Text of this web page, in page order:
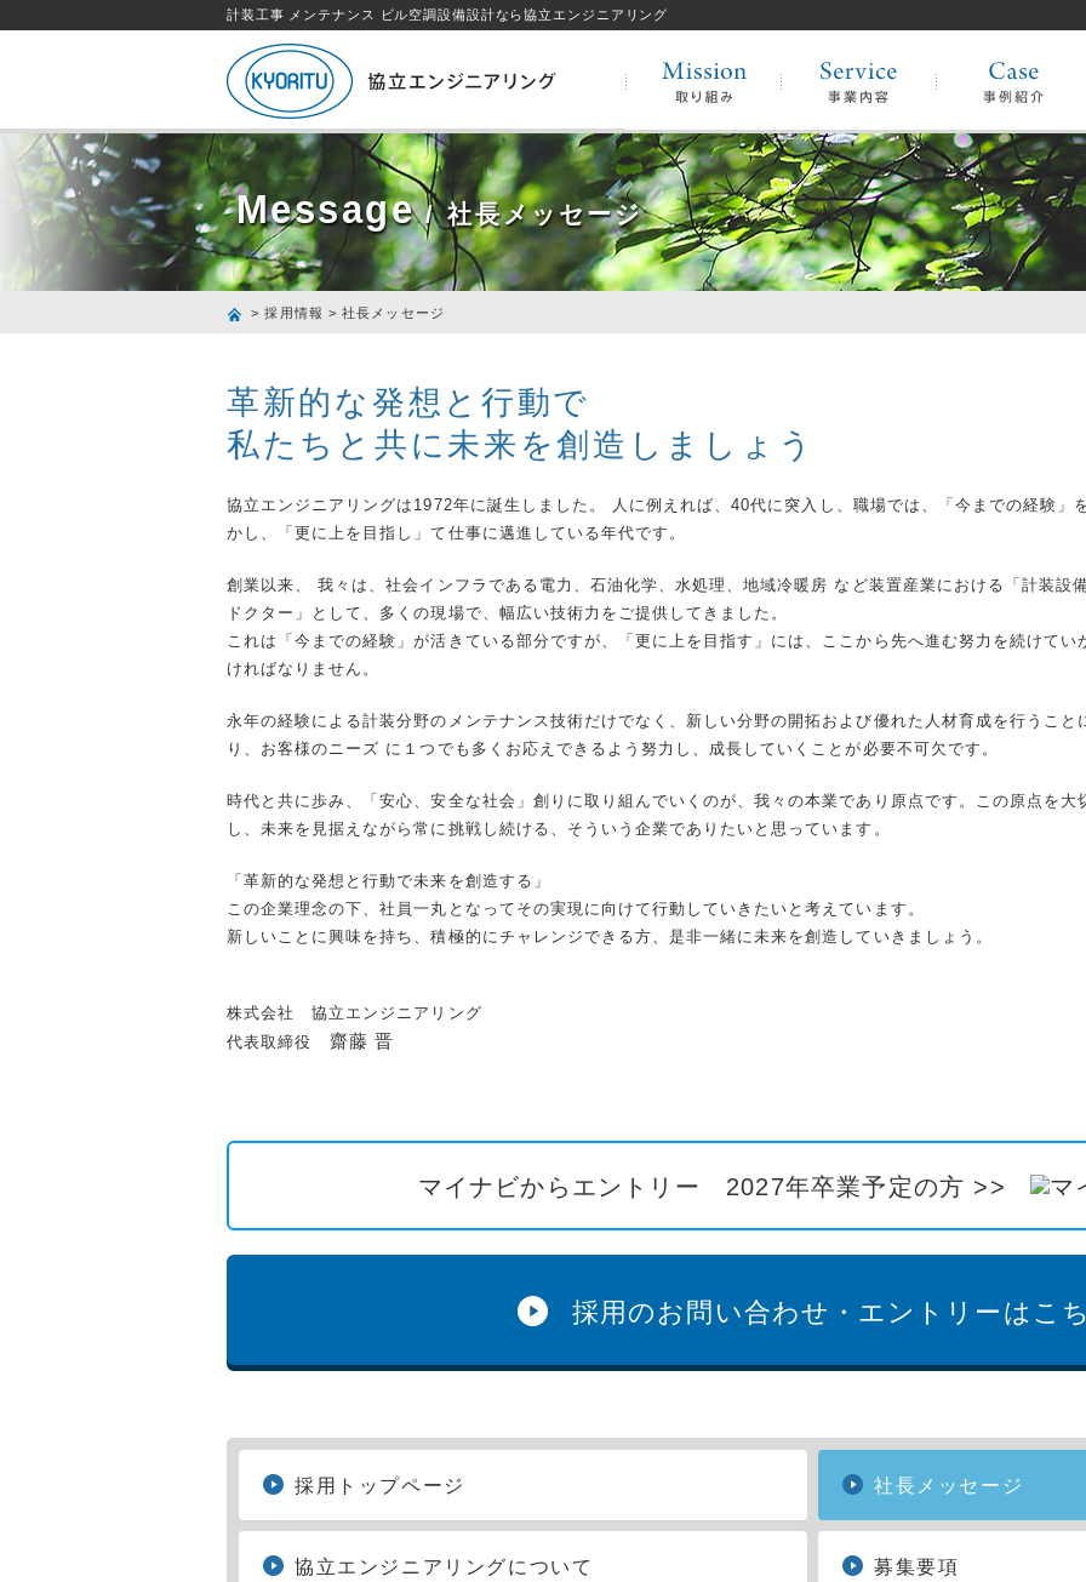
計装工事 メンテナンス ビル空調設備設計なら協立エンジニアリング
Message/ 社長メッセージ
>採用情報 > 社長メッセージ
革新的な発想と行動で
私たちと共に未来を創造しましょう
協立エンジニアリングは1972年に誕生しました。 人に例えれば、40代に突入し、職場では、「今までの経験」
かし、「更に上を目指し」て仕事に邁進している年代です。
創業以来、 我々は、社会インフラである電力、石油化学、水処理、地域冷暖房 など装置産業における「計装設
ドクター」として、多くの現場で、幅広い技術力をご提供してきました。
これは「今までの経験」が活きている部分ですが、「更に上を目指す」には、ここから先へ進む努力を続けてい
ければなりません。
永年の経験による計装分野のメンテナンス技術だけでなく、新しい分野の開拓および優れた人材育成を行うこと
り、お客様のニーズ に１つでも多くお応えできるよう努力し、成長していくことが必要不可欠です。
時代と共に歩み、「安心、安全な社会」創りに取り組んでいくのが、我々の本業であり原点です。この原点を大
し、未来を見据えながら常に挑戦し続ける、そういう企業でありたいと思っています。
「革新的な発想と行動で未来を創造する」
この企業理念の下、社員一丸となってその実現に向けて行動していきたいと考えています。
新しいことに興味を持ち、積極的にチャレンジできる方、是非一緒に未来を創造していきましょう。
株式会社 協立エンジニアリング
代表取締役
齋藤 晋
マイナビからエントリー 2027年卒業予定の方 >>
採用のお問い合わせ・エントリーはこ
採用トップページ 社長メッセージ
協立エンジニアリングについて 募集要項